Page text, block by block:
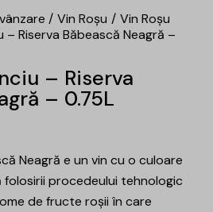
Vin Roșu
Vin Roșu
– Riserva Băbească Neagră –
– Riserva
– 0.75L
Neagră e un vin cu o culoare
procedeului tehnologic
de fructe roşii în care